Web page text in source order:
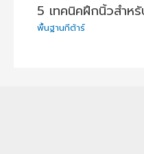
5 เทคนิคฝึกนิ้วสำห
พื้นฐานกีต้าร์